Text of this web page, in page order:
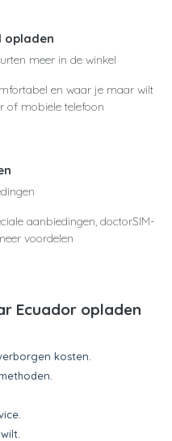
opladen
meer in de winkel
en waar je maar wilt
of mobiele telefoon
aanbiedingen, doctorSIM-
voordelen
Ecuador opladen
kosten.